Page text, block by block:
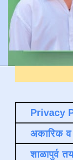
DS
Privacy
अकारिक
शाळापुर्व